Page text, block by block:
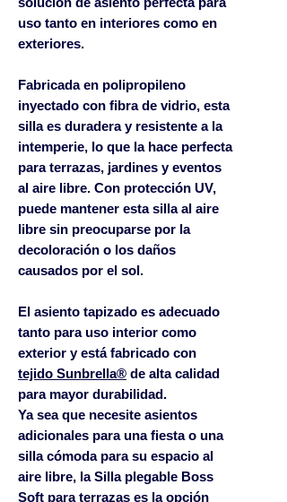
uso tanto en interiores como en
exteriores.
Fabricada en polipropileno
inyectado con fibra de vidrio, esta
silla es duradera y resistente a la
intemperie, lo que la hace perfecta
para terrazas, jardines y eventos
al aire libre. Con protección UV,
puede mantener esta silla al aire
libre sin preocuparse por la
decoloración o los daños
causados por el sol.
El asiento tapizado es adecuado
tanto para uso interior como
exterior y está fabricado con
tejido Sunbrella® de alta calidad
para mayor durabilidad.
Ya sea que necesite asientos
adicionales para una fiesta o una
silla cómoda para su espacio al
aire libre, la Silla plegable Boss
Soft para terrazas es la opción